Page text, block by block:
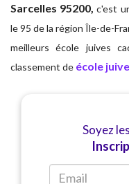
Sarcelles 95200, c'est
le 95 de la région Île-de-
meilleurs école juives
classement de école
Soyez